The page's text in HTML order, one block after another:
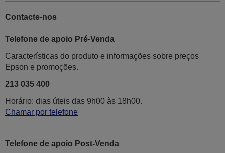
Contacte-nos
Telefone de apoio Pré-Venda
Características do produto e informações sobre preços
Epson e promoções.
213 035 400
Horário: dias úteis das 9h00 às 18h00.
Chamar por telefone
Telefone de apoio Post-Venda